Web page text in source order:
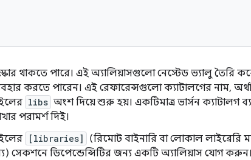
থাকতে পারে। এই অ্যালিয়াসগুলো নেস্টেড ভ্যালু তৈরি
করতে পারেন। এই রেফারেন্সগুলো ক্যাটালগের নাম,
libs অংশ দিয়ে শুরু হয়। একটিমাত্র ভার্সন ক্যাটালগ
পরামর্শ দিই।
[libraries] (রিমোট বাইনারি বা লোকাল
সেকশনে ডিপেন্ডেন্সিটির জন্য একটি অ্যালিয়াস যোগ করুন।